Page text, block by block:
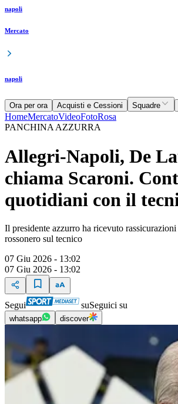
napoli
Mercato
napoli
Ora per ora Acquisti e Cessioni Squadre
HomeMercatoVideoFotoRosa
PANCHINA AZZURRA
Allegri-Napoli, De
chiama Scaroni.
quotidiani con il
Il presidente azzurro ha ricevuto
rossonero sul tecnico
07 Giu 2026 - 13:02
07 Giu 2026 - 13:02
Segui suSeguici su
whatsapp discover